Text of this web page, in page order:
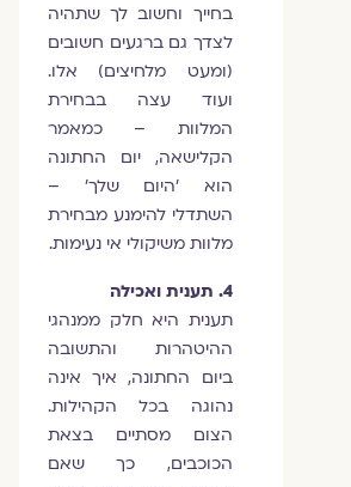
בחייך וחשוב לך שתהיה
לצדך גם ברגעים חשובים
(ומעט מלחיצים) אלו.
ועוד עצה בבחירת
המלוות – כמאמר
הקלישאה, יום החתונה
הוא 'היום שלך' –
השתדלי להימנע מבחירת
מלוות משיקולי אי נעימות.
תענית היא חלק ממנהגי
ההיטהרות והתשובה
ביום החתונה, איך אינה
נהוגה בכל הקהילות.
הצום מסתיים בצאת
הכוכבים, כך שאם